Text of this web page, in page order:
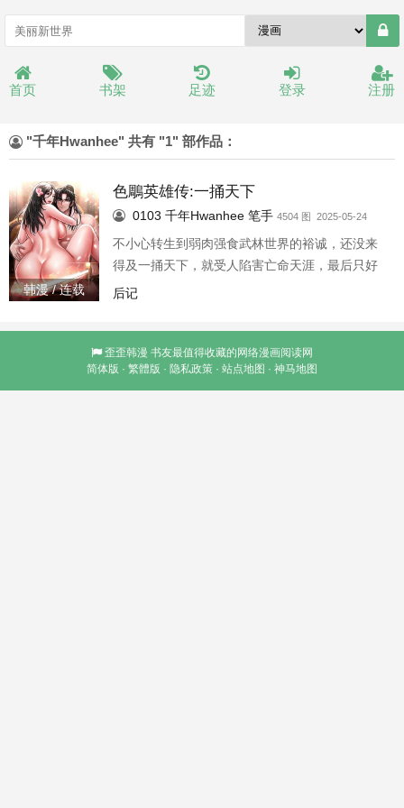
首页 书架 足迹 登录 注册
"千年Hwanhee" 共有 "1" 部作品：
韩漫 / 连载
色鵰英雄传:一捅天下
0103 千年Hwanhee 笔手 4504 图 2025-05-24
不小心转生到弱肉强食武林世界的裕诚，还没来
得及一捅天下，就受人陷害亡命天涯，最后只好
躲到秘密洞穴里苦练阴阳神功!没想到，注重交流
真传!「师妹，要不要到师兄房里一块吹箫舞剑?」
后记
歪歪韩漫 书友最值得收藏的网络漫画阅读网
简体版 · 繁體版 · 隐私政策 · 站点地图 · 神马地图